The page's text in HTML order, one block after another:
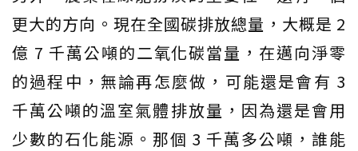
更大的方向。現在全國碳排放總量，大概是 2
億 7 千萬公噸的二氧化碳當量，在邁向淨零
的過程中，無論再怎麼做，可能還是會有 3
千萬公噸的溫室氣體排放量，因為還是會用
少數的石化能源。那個 3 千萬多公噸，誰能